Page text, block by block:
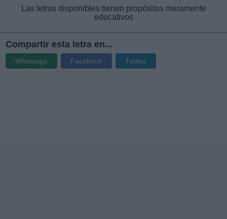
Las letras disponibles tienen propósitos meramente
educativos
Compartir esta letra en...
Whatsapp Facebook Twitter